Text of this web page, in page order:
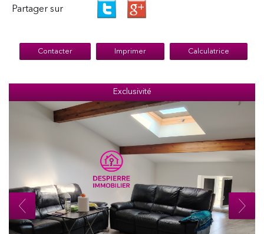
Partager sur
Contacter Imprimer Calculatrice
Exclusivité